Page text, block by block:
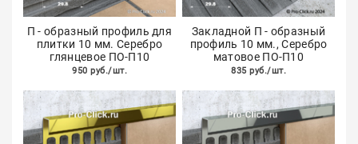
П - образный профиль для
плитки 10 мм. Серебро
глянцевое ПО-П10
950 руб./шт.
Закладной П - образный
профиль 10 мм., Серебро
матовое ПО-П10
835 руб./шт.